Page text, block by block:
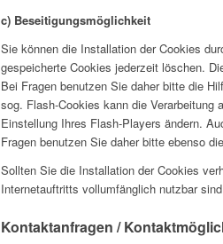
c) Beseitigungsmöglichkeit
Sie können die Installation der Cookies
gespeicherte Cookies jederzeit löschen.
Bei Fragen benutzen Sie daher bitte die
sog. Flash-Cookies kann die
Einstellung Ihres Flash-Players ändern.
Fragen benutzen Sie daher bitte ebenso
Sollten Sie die Installation der Cookies
Internetauftritts vollumfänglich nutzbar
Kontaktanfragen /